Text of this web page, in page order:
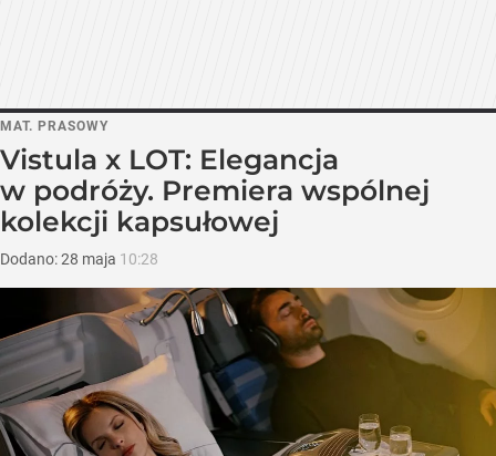
MAT. PRASOWY
Vistula x LOT: Elegancja
w podróży. Premiera wspólnej
kolekcji kapsułowej
Dodano:28 maja 10:28